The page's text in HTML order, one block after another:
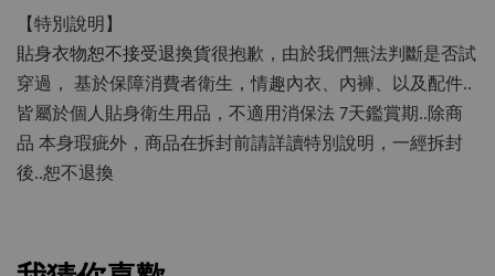
【特別說明】
貼身衣物恕不接受退換貨很抱歉，由於我們無法判斷是否試
穿過，
基於保障消費者衛生，情趣內衣、內褲、以及配件..
皆屬於個人貼身衛生用品，不適用消保法 7天鑑賞期..除商
品 本身瑕疵外，商品在拆封前請詳讀特別說明，一經拆封
後..恕不退換